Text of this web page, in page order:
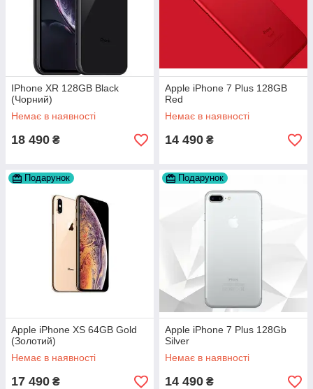
IPhone XR 128GB Black
(Чорний)
Немає в наявності
18 490 ₴
Apple iPhone 7 Plus 128GB
Red
Немає в наявності
14 490 ₴
Подарунок
Apple iPhone XS 64GB Gold
(Золотий)
Немає в наявності
17 490 ₴
Подарунок
Apple iPhone 7 Plus 128Gb
Silver
Немає в наявності
14 490 ₴